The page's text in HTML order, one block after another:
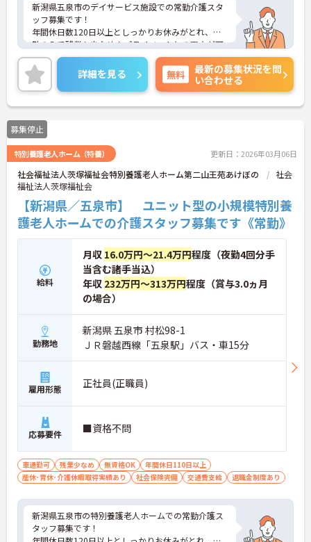
新潟県五泉市のデイサービス施設での常勤介護スタ
ッフ募集です！
年間休日数120日以上としっかりお休みがとれ、日
勤のみで残業も少なめ！プライベートとの両立が可
能な環境です！
ご興味ある方には、面接のポイントなど、さらに詳
細をお話致しますのでお気軽にご相談ください。
詳細を見る 無料
最新の募集状況を問
い合わせる
募集停止
特別養護老人ホーム（特養） 更新日：2026年03月06日
社会福祉法人茨塚福祉会特別養護老人ホーム第二山王苑あけぼの
社会
福祉法人茨塚福祉会
【新潟県／五泉市】 ユニット型の小規模特別養
護老人ホームでの介護スタッフ募集です《常勤》
給料
月収 16.0万円～21.4万円程度（夜勤4回分手
当含む諸手当込）
年収 232万円～313万円程度（賞与3.0ヵ月
の場合）
勤務地
新潟県 五泉市 村松98-1
ＪＲ磐越西線「五泉駅」バス・車15分
雇用形態 正社員(正職員)
応募要件 ■資格不問
車通勤可 残業少なめ 無資格OK
年間休日110日以上
産休･育休･介護休暇取得実績あり
社会保険完備 交通費支給 退職金制度あり
新潟県五泉市の特別養護老人ホームでの常勤介護ス
タッフ募集です！